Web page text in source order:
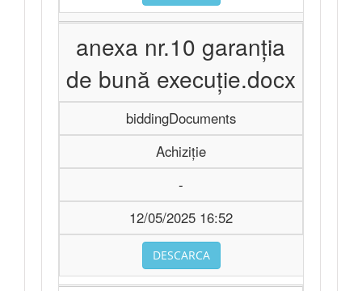
anexa nr.10 garanția
de bună execuție.docx
biddingDocuments
Achiziție
-
12/05/2025 16:52
DESCARCA